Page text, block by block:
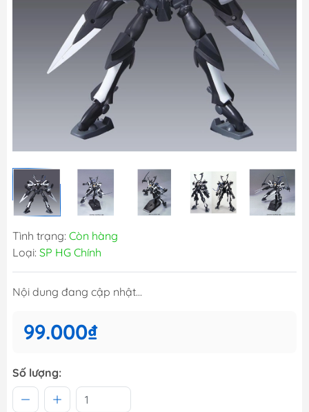
Tình trạng: Còn hàng
Loại: SP HG Chính
Nội dung đang cập nhật...
99.000₫
Số lượng: